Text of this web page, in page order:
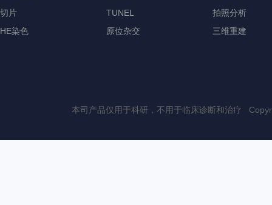
切片
HE染色
TUNEL
原位杂交
拍照分析
三维重建
本司产品仅用于科研，不用于临床诊断和治疗